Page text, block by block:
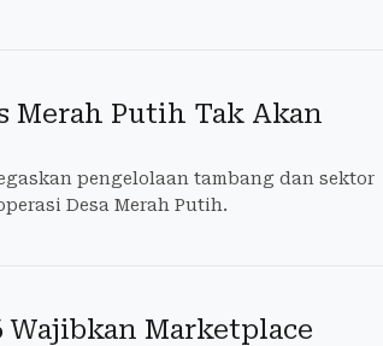
Merah Putih Tak Akan
pengelolaan tambang dan sektor
Desa Merah Putih.
Wajibkan Marketplace